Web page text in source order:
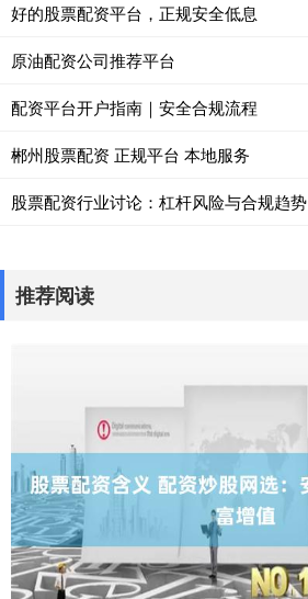
好的股票配资平台，正规安全低息
原油配资公司推荐平台
配资平台开户指南｜安全合规流程
郴州股票配资 正规平台 本地服务
股票配资行业讨论：杠杆风险与合规趋势
推荐阅读